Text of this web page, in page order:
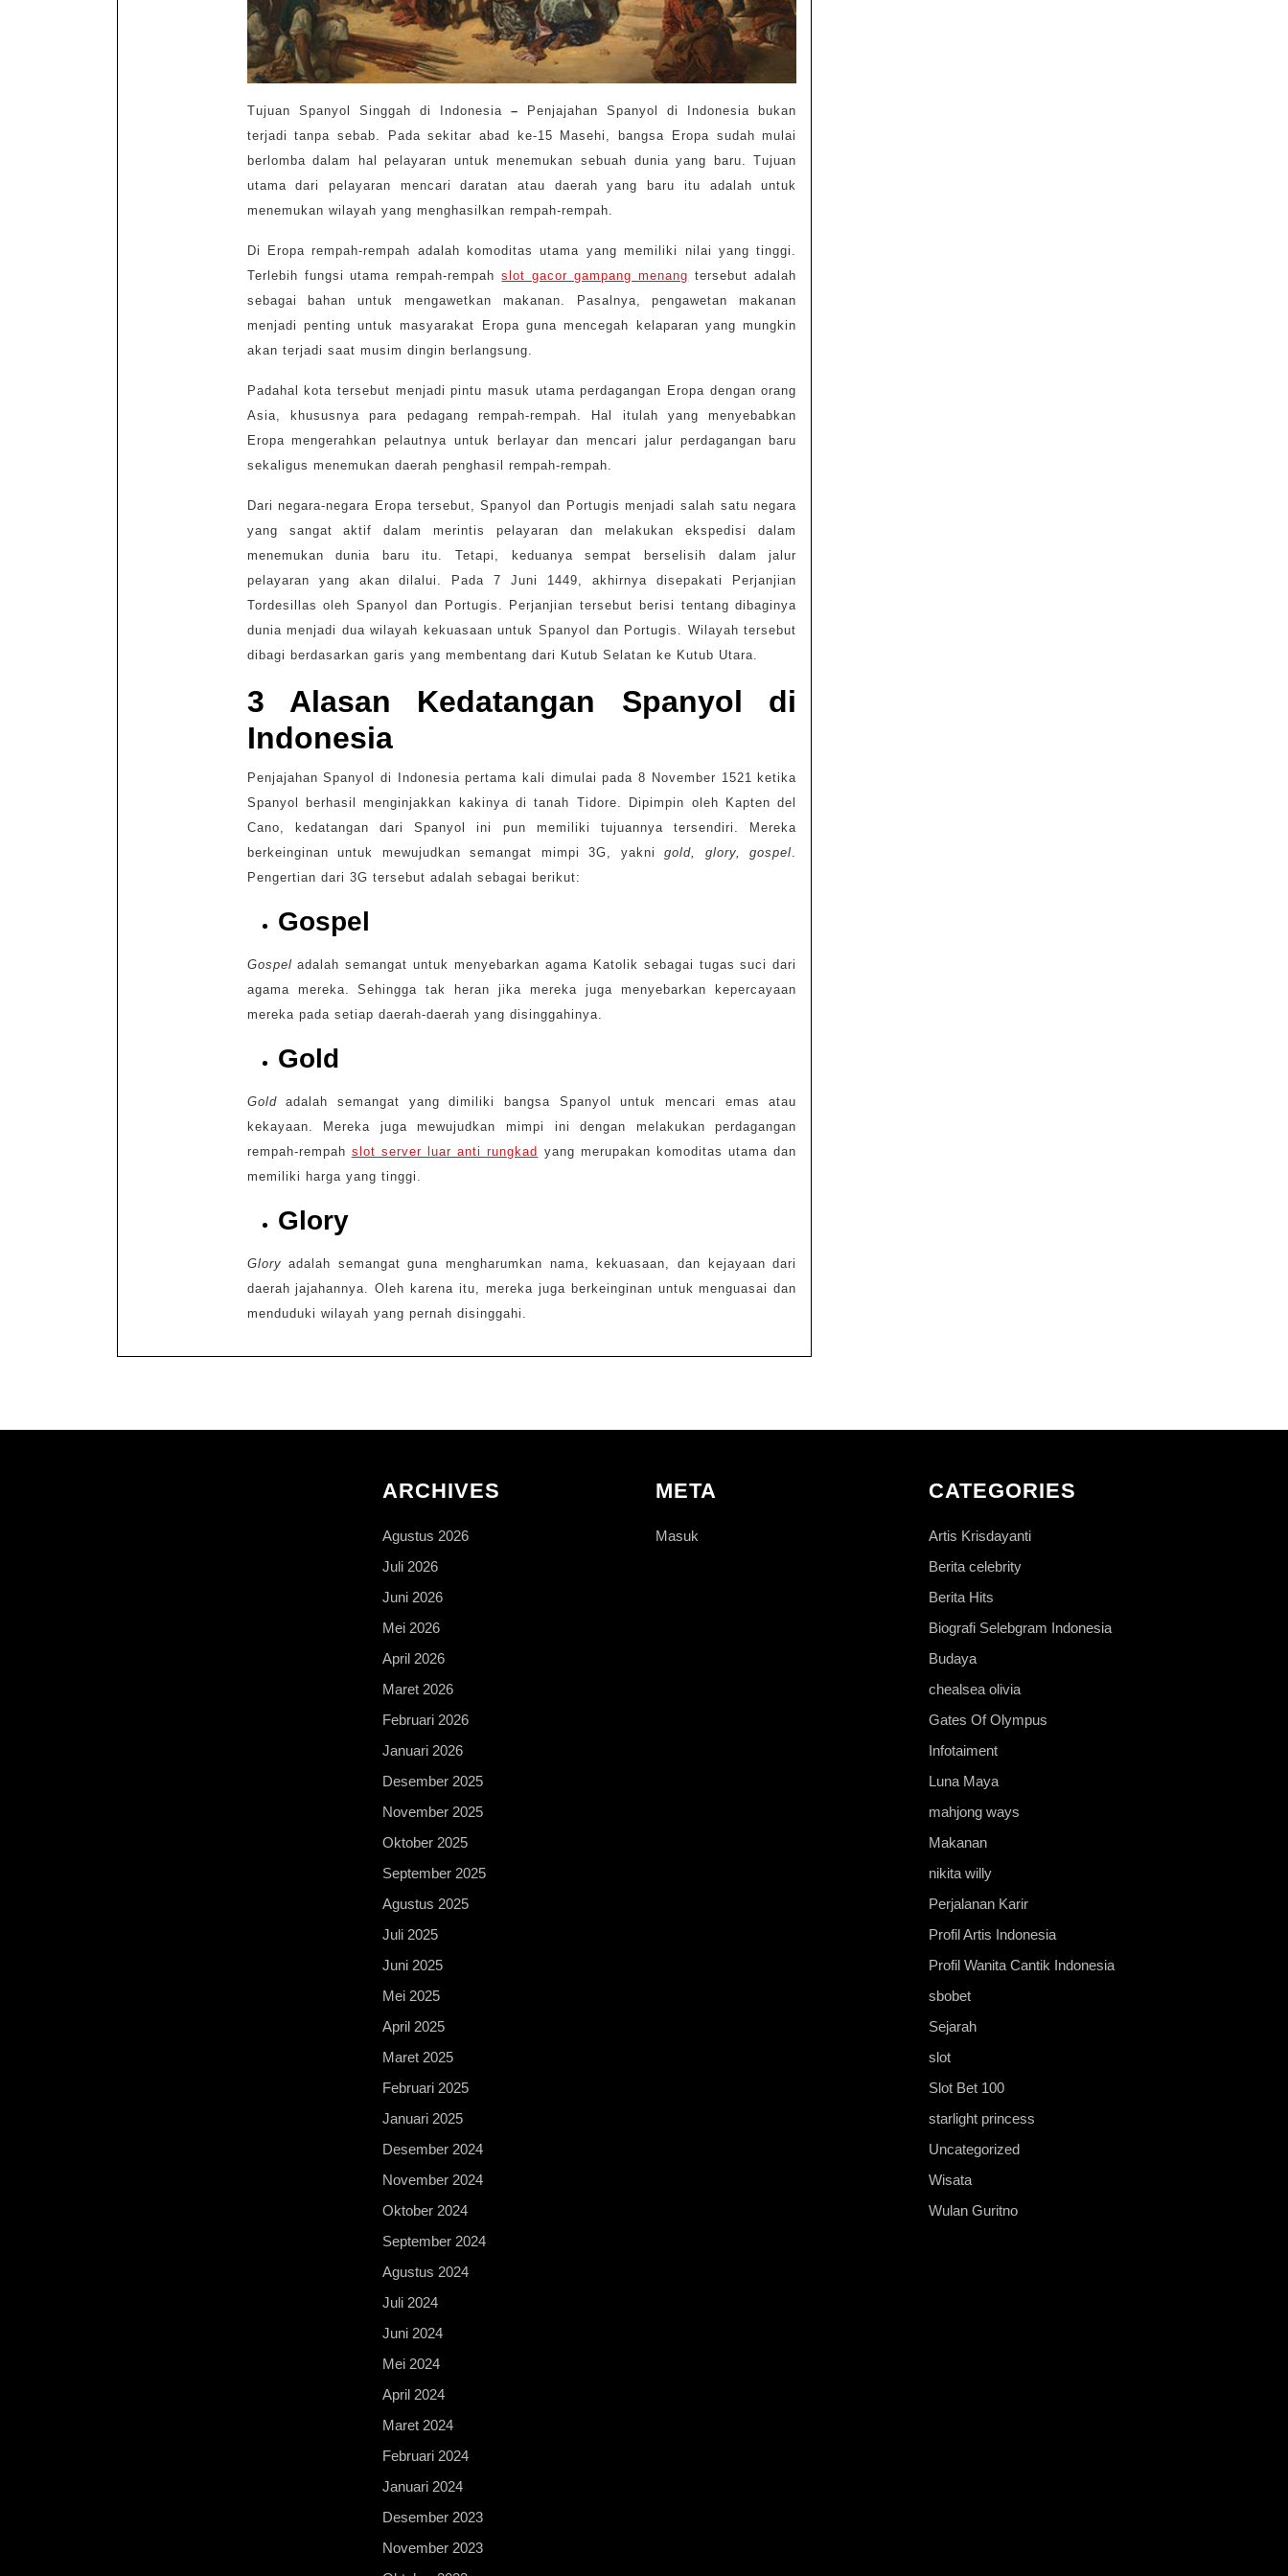
Tujuan Spanyol Singgah di Indonesia –
Penjajahan Spanyol di Indonesia bukan
terjadi tanpa sebab. Pada sekitar abad ke-15 Masehi, bangsa Eropa sudah mulai
berlomba dalam hal pelayaran untuk menemukan sebuah dunia yang baru. Tujuan
utama dari pelayaran mencari daratan atau daerah yang baru itu adalah untuk
menemukan wilayah yang menghasilkan rempah-rempah.
Di Eropa rempah-rempah adalah komoditas utama yang memiliki nilai yang tinggi.
Terlebih fungsi utama rempah-rempahslot gacor gampang menang tersebut adalah
sebagai bahan untuk mengawetkan makanan. Pasalnya, pengawetan makanan
menjadi penting untuk masyarakat Eropa guna mencegah kelaparan yang mungkin
akan terjadi saat musim dingin berlangsung.
Padahal kota tersebut menjadi pintu masuk utama perdagangan Eropa dengan orang
Asia, khususnya para pedagang rempah-rempah. Hal itulah yang menyebabkan
Eropa mengerahkan pelautnya untuk berlayar dan mencari jalur perdagangan baru
sekaligus menemukan daerah penghasil rempah-rempah.
Dari negara-negara Eropa tersebut, Spanyol dan Portugis menjadi salah satu negara
yang sangat aktif dalam merintis pelayaran dan melakukan ekspedisi dalam
menemukan dunia baru itu. Tetapi, keduanya sempat berselisih dalam jalur
pelayaran yang akan dilalui. Pada 7 Juni 1449, akhirnya disepakati Perjanjian
Tordesillas oleh Spanyol dan Portugis. Perjanjian tersebut berisi tentang dibaginya
dunia menjadi dua wilayah kekuasaan untuk Spanyol dan Portugis. Wilayah tersebut
dibagi berdasarkan garis yang membentang dari Kutub Selatan ke Kutub Utara.
3 Alasan Kedatangan Spanyol di
Indonesia
Penjajahan Spanyol di Indonesia pertama kali dimulai pada 8 November 1521 ketika
Spanyol berhasil menginjakkan kakinya di tanah Tidore. Dipimpin oleh Kapten del
Cano, kedatangan dari Spanyol ini pun memiliki tujuannya tersendiri. Mereka
berkeinginan untuk mewujudkan semangat mimpi 3G, yaknigold, glory, gospel
Pengertian dari 3G tersebut adalah sebagai berikut:
Gospel
Gospel adalah semangat untuk menyebarkan agama Katolik sebagai tugas suci dari
agama mereka. Sehingga tak heran jika mereka juga menyebarkan kepercayaan
mereka pada setiap daerah-daerah yang disinggahinya.
Gold
Goldadalah semangat yang dimiliki bangsa Spanyol untuk mencari emas atau
kekayaan. Mereka juga mewujudkan mimpi ini dengan melakukan perdagangan
rempah-rempah slot server luar anti rungkad yang merupakan komoditas utama dan
memiliki harga yang tinggi.
Glory
Glory adalah semangat guna mengharumkan nama, kekuasaan, dan kejayaan dari
daerah jajahannya. Oleh karena itu, mereka juga berkeinginan untuk menguasai dan
menduduki wilayah yang pernah disinggahi.
ARCHIVES
Agustus 2026
Juli 2026
Juni 2026
Mei 2026
April 2026
Maret 2026
Februari 2026
Januari 2026
Desember 2025
November 2025
Oktober 2025
September 2025
Agustus 2025
Juli 2025
Juni 2025
Mei 2025
April 2025
Maret 2025
Februari 2025
Januari 2025
Desember 2024
November 2024
Oktober 2024
September 2024
Agustus 2024
Juli 2024
Juni 2024
Mei 2024
April 2024
Maret 2024
Februari 2024
Januari 2024
Desember 2023
November 2023
META
Masuk
CATEGORIES
Artis Krisdayanti
Berita celebrity
Berita Hits
Biografi Selebgram Indonesia
Budaya
chealsea olivia
Gates Of Olympus
Infotaiment
Luna Maya
mahjong ways
Makanan
nikita willy
Perjalanan Karir
Profil Artis Indonesia
Profil Wanita Cantik Indonesia
sbobet
Sejarah
slot
Slot Bet 100
starlight princess
Uncategorized
Wisata
Wulan Guritno